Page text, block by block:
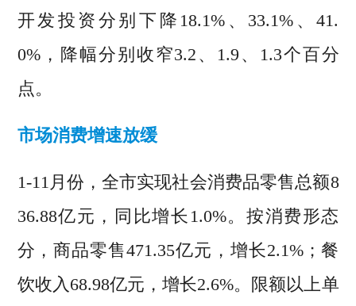
开发投资分别下降18.1%、33.1%、41.
0%，降幅分别收窄3.2、1.9、1.3个百分
点。
市场消费增速放缓
1-11月份，全市实现社会消费品零售总额8
36.88亿元，同比增长1.0%。按消费形态
分，商品零售471.35亿元，增长2.1%；餐
饮收入68.98亿元，增长2.6%。限额以上单